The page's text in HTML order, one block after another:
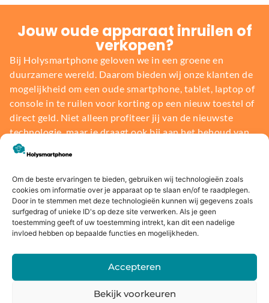
Om de beste ervaringen te bieden, gebruiken wij technologieën zoals
cookies om informatie over je apparaat op te slaan en/of te raadplegen.
Door in te stemmen met deze technologieën kunnen wij gegevens zoals
surfgedrag of unieke ID's op deze site verwerken. Als je geen
toestemming geeft of uw toestemming intrekt, kan dit een nadelige
invloed hebben op bepaalde functies en mogelijkheden.
Accepteren
Bekijk voorkeuren
Jouw oude apparaat inruilen of
verkopen?
Bij Holysmartphone geloven we in een groene en
duurzamere wereld. Daarom bieden wij onze klanten de
mogelijkheid om een oude smartphone, tablet, laptop of
console in te ruilen voor korting op een nieuw toestel of
direct geld. Niet alleen profiteer jij van de nieuwste
technologie, maar je draagt ook bij aan het behoud van
onze planeet.
Bereken de waarde
Voor
14 dagen
bedenkte
rmijn
Fysieke
winkel
Webwink